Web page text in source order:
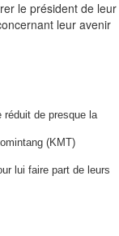
réduit de presque la
(KMT)
lui faire part de leurs